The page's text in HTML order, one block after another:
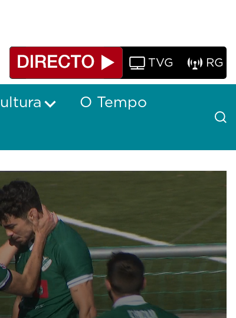
TVG RG
O Tempo